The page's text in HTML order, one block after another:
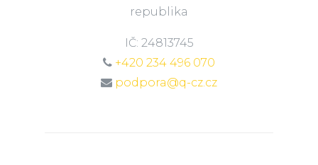
republika
IČ: 24813745
+420 234 496 070
podpora@q-cz.cz